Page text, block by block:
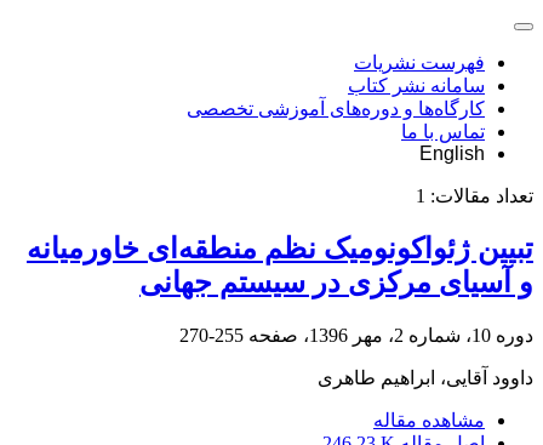
فهرست نشریات
سامانه نشر کتاب
کارگاه‌ها و دوره‌های آموزشی تخصصی
تماس با ما
English
تعداد مقالات: 1
تبیین ژئواکونومیک نظم منطقه‌ای خاورمیانه
و آسیای مرکزی در سیستم جهانی
دوره 10، شماره 2، مهر 1396، صفحه 255-270
داوود آقایی، ابراهیم طاهری
مشاهده مقاله